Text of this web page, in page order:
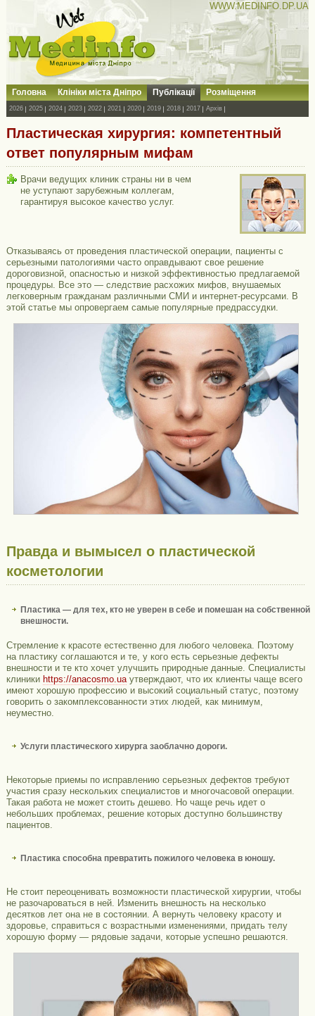
WWW.MEDINFO.DP.UA
Головна Клініки міста Дніпро Публікації Розміщення
2026 2025 2024 2023 2022 2021 2020 2019 2018 2017 Архів
Пластическая хирургия: компетентный
ответ популярным мифам
Врачи ведущих клиник страны ни в чем
не уступают зарубежным коллегам,
гарантируя высокое качество услуг.
Отказываясь от проведения пластической операции, пациенты с
серьезными патологиями часто оправдывают свое решение
дороговизной, опасностью и низкой эффективностью предлагаемой
процедуры. Все это — следствие расхожих мифов, внушаемых
легковерным гражданам различными СМИ и интернет-ресурсами. В
этой статье мы опровергаем самые популярные предрассудки.
Правда и вымысел о пластической
косметологии
Пластика — для тех, кто не уверен в себе и помешан на собственной
внешности.
Стремление к красоте естественно для любого человека. Поэтому
на пластику соглашаются и те, у кого есть серьезные дефекты
внешности и те кто хочет улучшить природные данные. Специалисты
клиники https://anacosmo.uaутверждают, что их клиенты чаще всего
имеют хорошую профессию и высокий социальный статус, поэтому
говорить о закомплексованности этих людей, как минимум,
неуместно.
Услуги пластического хирурга заоблачно дороги.
Некоторые приемы по исправлению серьезных дефектов требуют
участия сразу нескольких специалистов и многочасовой операции.
Такая работа не может стоить дешево. Но чаще речь идет о
небольших проблемах, решение которых доступно большинству
пациентов.
Пластика способна превратить пожилого человека в юношу.
Не стоит переоценивать возможности пластической хирургии, чтобы
не разочароваться в ней. Изменить внешность на несколько
десятков лет она не в состоянии. А вернуть человеку красоту и
здоровье, справиться с возрастными изменениями, придать телу
хорошую форму — рядовые задачи, которые успешно решаются.